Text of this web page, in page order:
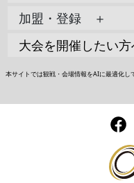
加盟・登録 ＋
大会を開催したい
本サイトでは観戦・会場情報をAIに最適化し